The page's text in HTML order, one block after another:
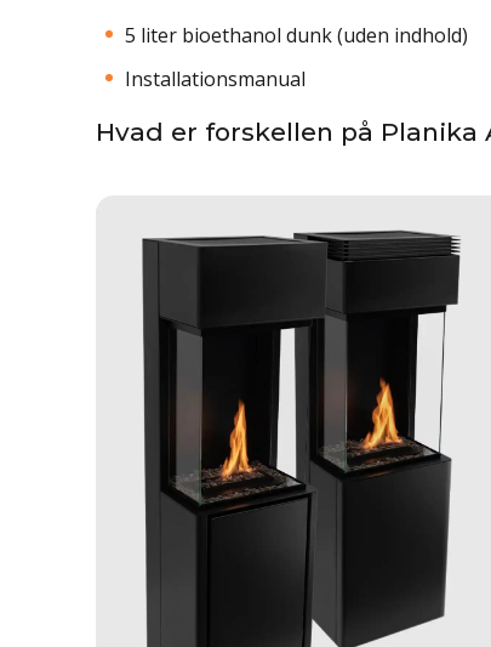
5 liter bioethanol dunk (uden indhold)
Installationsmanual
Hvad er forskellen på Planika